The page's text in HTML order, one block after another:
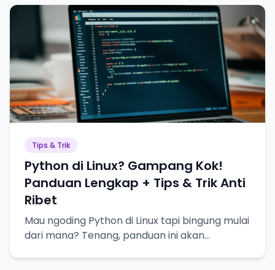
Tips & Trik
Python di Linux? Gampang Kok!
Panduan Lengkap + Tips & Trik Anti
Ribet
Mau ngoding Python di Linux tapi bingung mulai
dari mana? Tenang, panduan ini akan